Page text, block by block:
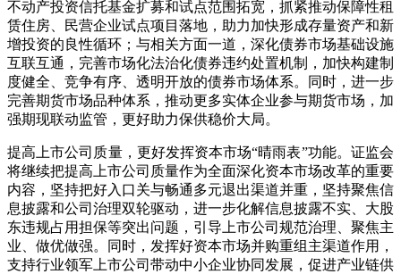
不动产投资信托基金扩募和试点范围拓宽，抓紧推动保障性租
赁住房、民营企业试点项目落地，助力加快形成存量资产和新
增投资的良性循环；与相关方面一道，深化债券市场基础设施
互联互通，完善市场化法治化债券违约处置机制，加快构建制
度健全、竞争有序、透明开放的债券市场体系。同时，进一步
完善期货市场品种体系，推动更多实体企业参与期货市场，加
强期现联动监管，更好助力保供稳价大局。
提高上市公司质量，更好发挥资本市场“晴雨表”功能。证监会
将继续把提高上市公司质量作为全面深化资本市场改革的重要
内容，坚持把好入口关与畅通多元退出渠道并重，坚持聚焦信
息披露和公司治理双轮驱动，进一步化解信息披露不实、大股
东违规占用担保等突出问题，引导上市公司规范治理、聚焦主
业、做优做强。同时，发挥好资本市场并购重组主渠道作用，
支持行业领军上市公司带动中小企业协同发展，促进产业链供